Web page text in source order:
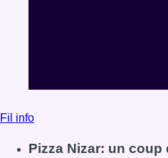
Fil info
Pizza Nizar: un